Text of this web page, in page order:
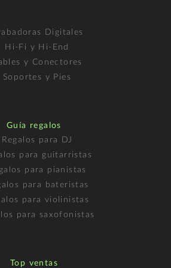
Digitales
Hi-Fi y Hi-End
y Conectores
Soportes y Pies
Guía regalos
Regalos para DJ
para guitarristas
para pianistas
para bateristas
para violinistas
para saxofonistas
Top ventas